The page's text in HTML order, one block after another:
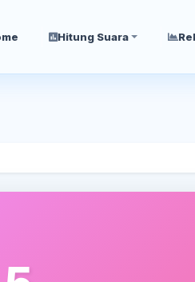
Hitung Suara